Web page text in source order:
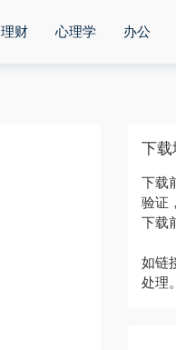
理财 心理学 办公
下载
下
验证
下载
如链
处理。